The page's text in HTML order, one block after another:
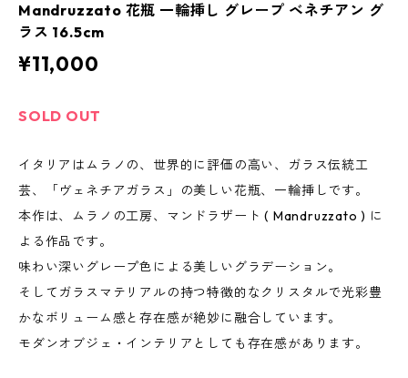
Mandruzzato 花瓶 一輪挿し グレープ ベネチアン グ
ラス 16.5cm
¥11,000
SOLD OUT
イタリアはムラノの、世界的に評価の高い、ガラス伝統工
芸、「ヴェネチアガラス」の美しい花瓶、一輪挿しです。
本作は、ムラノの工房、マンドラザート ( Mandruzzato ) に
よる作品です。
味わい深いグレープ色による美しいグラデーション。
そしてガラスマテリアルの持つ特徴的なクリスタルで光彩豊
かなボリューム感と存在感が絶妙に融合しています。
モダンオブジェ・インテリアとしても存在感があります。